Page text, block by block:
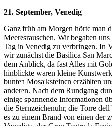
21. September, Venedig
Ganz früh am Morgen hörte man
Meeresrauschen. Wir begaben
Tag in Venedig zu verbringen. In
wir zunächst die Basilica San
dem Anblick, da fast Alles mit
hinblickte waren kleine
bunten Mosaiksteinen erzählten
anderen. Nach dem Rundgang
einige spannende Informationen
die Sternzeichenuhr, die Torre
es zu einem Brand von einen der